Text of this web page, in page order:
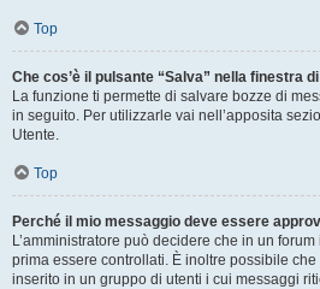
Top
Che cos’è il pulsante “Salva” nella finestra
La funzione ti permette di salvare bozze di
in seguito. Per utilizzarle vai nell’apposita
Utente.
Top
Perché il mio messaggio deve essere
L’amministratore può decidere che in un
prima essere controllati. È inoltre possibile che
inserito in un gruppo di utenti i cui messaggi